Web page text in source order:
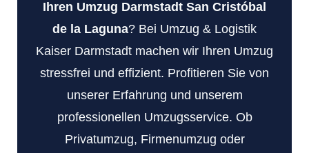
Ihren Umzug Darmstadt San Cristóbal
de la Laguna? Bei Umzug & Logistik
Kaiser Darmstadt machen wir Ihren Umzug
stressfrei und effizient. Profitieren Sie von
unserer Erfahrung und unserem
professionellen Umzugsservice. Ob
Privatumzug, Firmenumzug oder